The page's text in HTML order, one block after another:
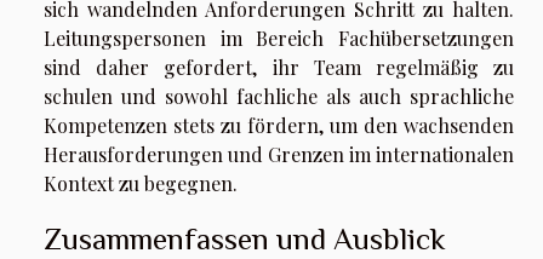
sich wandelnden Anforderungen Schritt zu halten.
Leitungspersonen im Bereich Fachübersetzungen
sind daher gefordert, ihr Team regelmäßig zu
schulen und sowohl fachliche als auch sprachliche
Kompetenzen stets zu fördern, um den wachsenden
Herausforderungen und Grenzen im internationalen
Kontext zu begegnen.
Zusammenfassen und Ausblick